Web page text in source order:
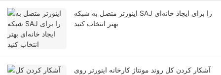
اینورتر متصل به شبکه SAJ را برای ایجاد خانه‌ای
بهتر انتخاب کنید
آشکار کردن کل روند مونتاژ کارخانه اینورتر روی